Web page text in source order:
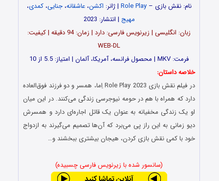
نام: نقش بازی –Role Play | ژانر: اکشن،عاشقانه،جنایی،کمدی،
مهیج | انتشار: 2023
زبان: انگلیسی | زیرنویس فارسی: دارد | زمان: 94 دقیقه | کیفیت:
WEB-DL
فرمت: MKV | محصول فرانسه، آمریکا، آلمان | امتیاز: 5.5 از 10
خلاصه داستان:
در فیلم نقش بازی Role Play 2023 اِما، همسر و دو فرزند فوق‌العاده
دارد که همراه با هم در حومه نیوجرسی زندگی می‌کنند. در این میان
او یک زندگی مخفیانه‌ به عنوان یک قاتل اجاره‌ای دارد و همسرش
دیو زمانی به این راز پی می‌برد که آن‌ها تصمیم می‌گیرند به ازدواج
خود با کمی نقش بازی کردن، هیجان بیشتری ببخشند و…
(سانسور شده با زیرنویس فارسی چسبیده)